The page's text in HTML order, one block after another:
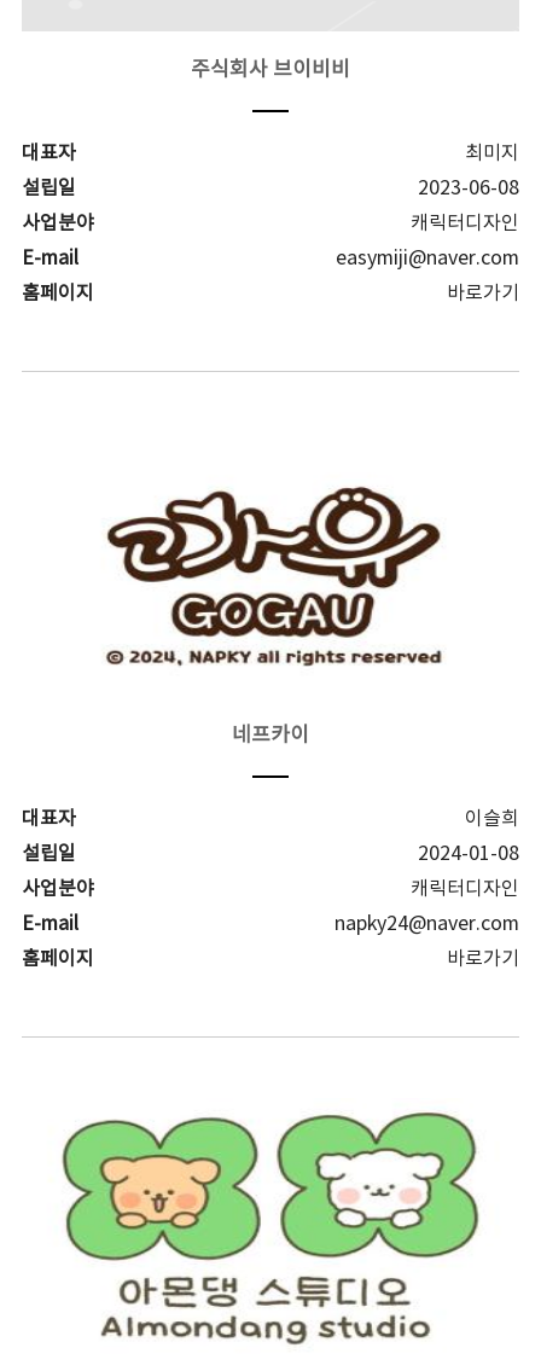
주식회사 브이비비
대표자
최미지
설립일
2023-06-08
사업분야
캐릭터디자인
E-mail
easymiji@naver.com
홈페이지
바로가기
네프카이
대표자
이슬희
설립일
2024-01-08
사업분야
캐릭터디자인
E-mail
napky24@naver.com
홈페이지
바로가기